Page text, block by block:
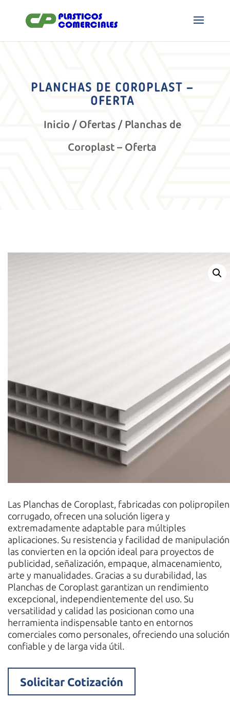
PLANCHAS DE COROPLAST –
OFERTA
Inicio / Ofertas/ Planchas de
Coroplast – Oferta
Las Planchas de Coroplast, fabricadas con
corrugado, ofrecen una solución ligera y
extremadamente adaptable para múltiples
aplicaciones. Su resistencia y facilidad de manipulación
las convierten en la opción ideal para proyectos de
publicidad, señalización, empaque, almacenamiento,
arte y manualidades. Gracias a su durabilidad, las
Planchas de Coroplast garantizan un rendimiento
excepcional, independientemente del uso. Su
versatilidad y calidad las posicionan como una
herramienta indispensable tanto en entornos
comerciales como personales, ofreciendo una solución
confiable y de larga vida útil.
Solicitar Cotización